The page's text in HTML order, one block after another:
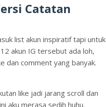
Catatan
list akun inspiratif tapi untuk
akun IG tersebut ada loh,
dan comment yang banyak.
like jadi jarang scroll dan
aku merasa sedih huhu.